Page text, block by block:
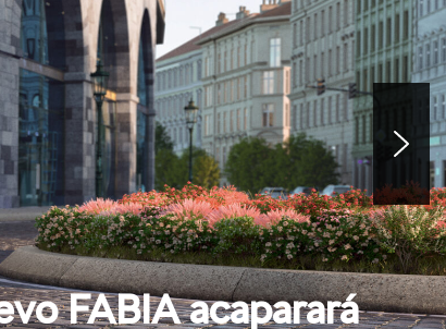
FABIA acaparará